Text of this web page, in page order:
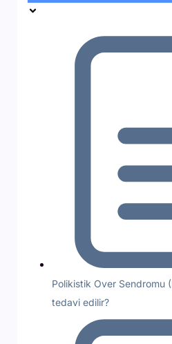
Polikistik Over Sendromu
tedavi edilir?